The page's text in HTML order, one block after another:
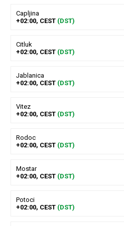
Capljina
+02:00, CEST (DST)
Citluk
+02:00, CEST (DST)
Jablanica
+02:00, CEST (DST)
Vitez
+02:00, CEST (DST)
Rodoc
+02:00, CEST (DST)
Mostar
+02:00, CEST (DST)
Potoci
+02:00, CEST (DST)